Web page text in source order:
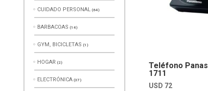
CUIDADO PERSONAL (64)
BARBACOAS (14)
GYM, BICICLETAS (1)
HOGAR (2)
ELECTRÓNICA (37)
Teléfono
1711
USD 72